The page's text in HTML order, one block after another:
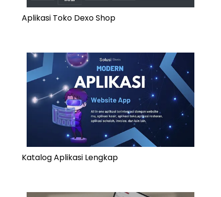
Aplikasi Toko Dexo Shop
Katalog Aplikasi Lengkap